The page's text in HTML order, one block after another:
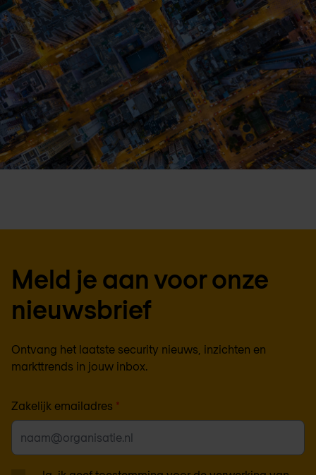
Meld je aan voor onze
nieuwsbrief
Ontvang het laatste security nieuws, inzichten en
markttrends in jouw inbox.
Zakelijk emailadres *